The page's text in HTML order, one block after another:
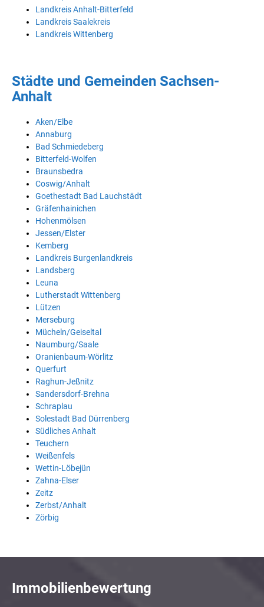
Landkreis Anhalt-Bitterfeld
Landkreis Saalekreis
Landkreis Wittenberg
Städte und Gemeinden Sachsen-
Anhalt
Aken/Elbe
Annaburg
Bad Schmiedeberg
Bitterfeld-Wolfen
Braunsbedra
Coswig/Anhalt
Goethestadt Bad Lauchstädt
Gräfenhainichen
Hohenmölsen
Jessen/Elster
Kemberg
Landkreis Burgenlandkreis
Landsberg
Leuna
Lutherstadt Wittenberg
Lützen
Merseburg
Mücheln/Geiseltal
Naumburg/Saale
Oranienbaum-Wörlitz
Querfurt
Raghun-Jeßnitz
Sandersdorf-Brehna
Schraplau
Solestadt Bad Dürrenberg
Südliches Anhalt
Teuchern
Weißenfels
Wettin-Löbejün
Zahna-Elser
Zeitz
Zerbst/Anhalt
Zörbig
Immobilienbewertung